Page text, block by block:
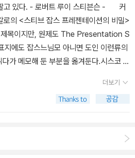
스티븐슨 - 커
로의 <스티브 잡스 프레젠테이션의 비밀>
제목이지만, 원제도 The Presentation S
도 잡스느님모 아니면 도인 이런류의
가 메모해 둔 부분을 옮겨둔다.시스코 C
활하고, 일하고, 놀고, 배우는 방식을 바
뮤니케이터들은 생소하거나 일상적인 것
을 지녔다.스타벅스 CEO인 하워드 슐츠
수즈 오먼 역시 신탁 예금이나 뮤추얼펀
더보기